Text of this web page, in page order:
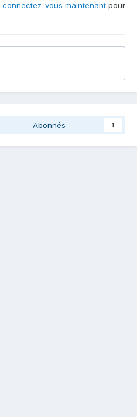
connectez-vous maintenant pour
Abonnés 1